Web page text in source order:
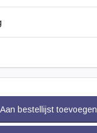
Aan bestellijst toevoegen